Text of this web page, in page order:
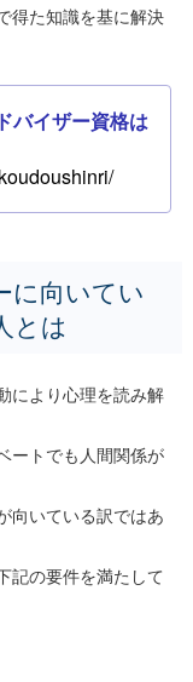
得た知識を基に解決
バイザー資格は
に向いてい
とは
により心理を読み解
ートでも人間関係が
向いている訳ではあ
記の要件を満たして